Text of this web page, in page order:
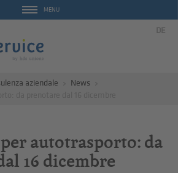
MENU
DE
aziendale
News
autotrasporto: da
16 dicembre